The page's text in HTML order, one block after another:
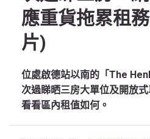
應重貨拖累租
片)
位處啟德站以南的「The
次過睇晒三房大單位及開放
看看區內租值如何。